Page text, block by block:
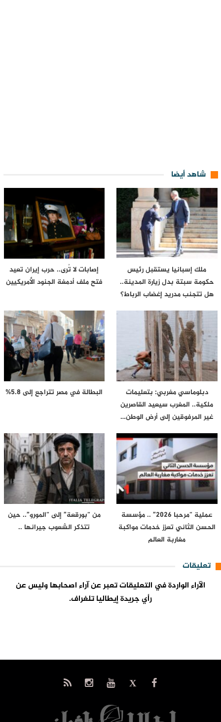
شاهد أيضا
ملك إسبانيا يستقبل رئيس
حكومة سبتة بدل زيارة المدينة..
هل تتجنب مدريد إغضاب الرباط؟
إصابات لا تُرى.. حرب إيران تعيد
فتح ملف أدمغة الجنود الأمريكيين
دبلوماسي مغربي: بتعليمات
ملكية.. المغرب سيعيد القاصرين
غير المرفوقين إلى أرض الوطن…
البطالة في مصر تتراجع إلى 5.8%
عملية “مرحبا 2026” .. مؤسسة
الحسن الثاني تعزز خدمات مواكبة
مغاربة العالم
من “بورقعة” إلى “المورو”.. حين
تتذكر الشعوب جيرانها ..
تعليقات
الآراء الواردة في التعليقات تعبر عن آراء اصحابها وليس عن
رأي جريدة إيطاليا تلغراف.